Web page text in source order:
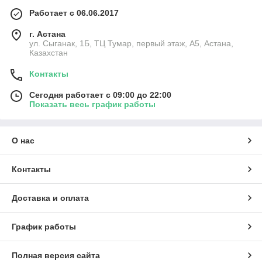
Работает с 06.06.2017
г. Астана
ул. Сыганак, 1Б, ТЦ Тумар, первый этаж, А5, Астана,
Казахстан
Контакты
Сегодня работает с 09:00 до 22:00
Показать весь график работы
О нас
Контакты
Доставка и оплата
График работы
Полная версия сайта